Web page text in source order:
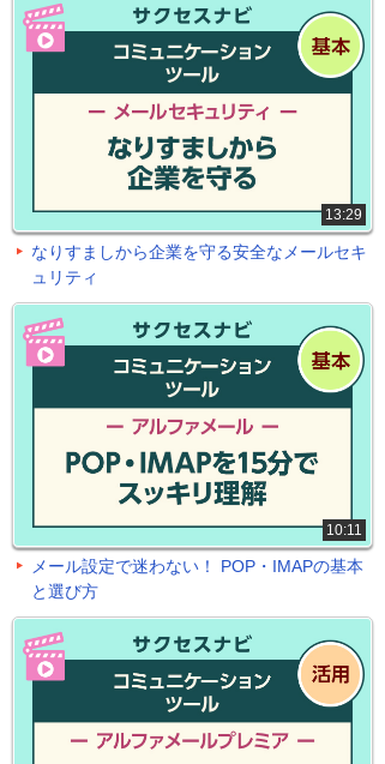
13:29
なりすましから企業を守る安全なメールセキ
ュリティ
10:11
メール設定で迷わない！ POP・IMAPの基本
と選び方